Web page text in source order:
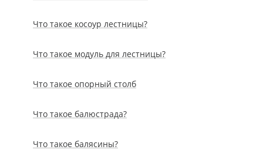
Что такое косоур лестницы?
Что такое модуль для лестницы?
Что такое опорный столб
Что такое балюстрада?
Что такое балясины?